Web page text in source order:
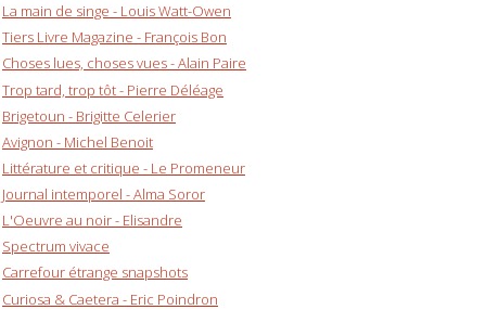
La main de singe - Louis Watt-Owen
Tiers Livre Magazine - François Bon
Choses lues, choses vues - Alain Paire
Trop tard, trop tôt - Pierre Déléage
Brigetoun - Brigitte Celerier
Avignon - Michel Benoit
Littérature et critique - Le Promeneur
Journal intemporel - Alma Soror
L'Oeuvre au noir - Elisandre
Spectrum vivace
Carrefour étrange snapshots
Curiosa & Caetera - Eric Poindron